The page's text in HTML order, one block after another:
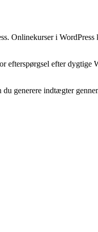
Onlinekurser i
efterspørgsel efter dygtige
generere indtægter